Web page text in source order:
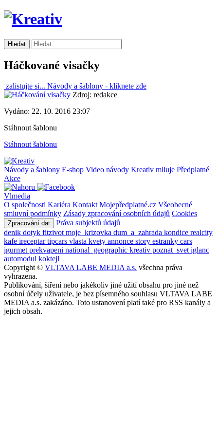
Háčkované visačky
zalistujte si... Návody a šablony - kliknete zde
Zdroj: redakce
Vydáno: 22. 10. 2016 23:07
Stáhnout šablonu
Stáhnout šablonu
Návody a šablony E-shop Video návody Kreativ miluje Předplatné
Akce
Vlmedia
O společnosti Kariéra Kontakt Mojepředplatné.cz Všeobecné
smluvní podmínky Zásady zpracování osobních údajů Cookies
Zpracování dat
Práva subjektů údajů
denik dotyk fitzivot moje_krizovka dum_a_zahrada kondice realcity
kafe ireceptartipcars vlasta kvety annonce story estranky cars
igurmet prekvapeni national_geographic kreativ poznat_svet iglanc
automodul koktejl
Copyright © VLTAVA LABE MEDIA a.s. všechna práva
vyhrazena.
Publikování, šíření nebo jakékoliv jiné užití obsahu pro jiné než
osobní účely uživatele, je bez písemného souhlasu VLTAVA LABE
MEDIA a.s. zakázáno. Toto ustanovení platí také pro RSS kanály a
jejich obsah.